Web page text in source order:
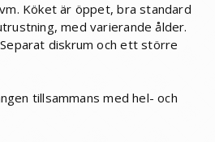
Köket är öppet, bra standard
med varierande ålder.
diskrum och ett större
tillsammans med hel- och